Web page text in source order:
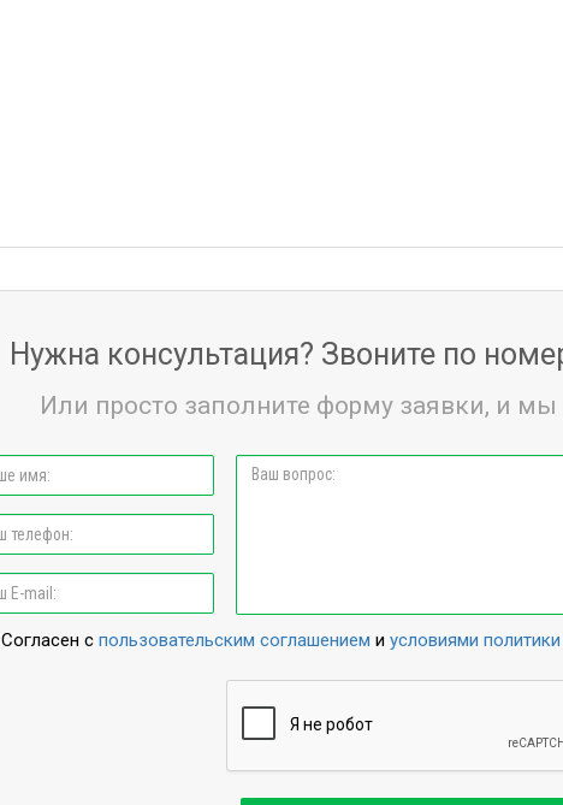
Нужна консультация? Звоните по
Или просто заполните форму заявки, и
Согласен с пользовательским соглашением и условиями